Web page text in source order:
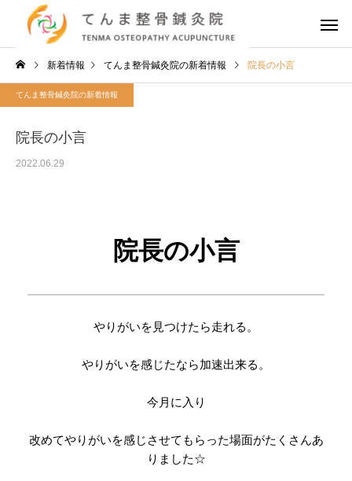
新着情報 てんま整骨鍼灸院の新着情報 院長の小言
てんま整骨鍼灸院の新着情報
院長の小言
2022.06.29
院長の小言
やりがいを見つけたら走れる。
やりがいを感じたなら加速出来る。
今月に入り
改めてやりがいを感じさせてもらった場面がたくさんあ
りました☆